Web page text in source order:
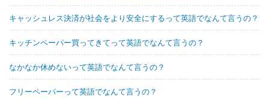
キャッシュレス決済が社会をより安全にするって英語でなんて言うの？
キッチンペーパー買ってきてって英語でなんて言うの？
なかなか休めないって英語でなんて言うの？
フリーペーパーって英語でなんて言うの？